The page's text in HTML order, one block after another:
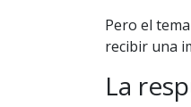
Pero el
recibir una
La